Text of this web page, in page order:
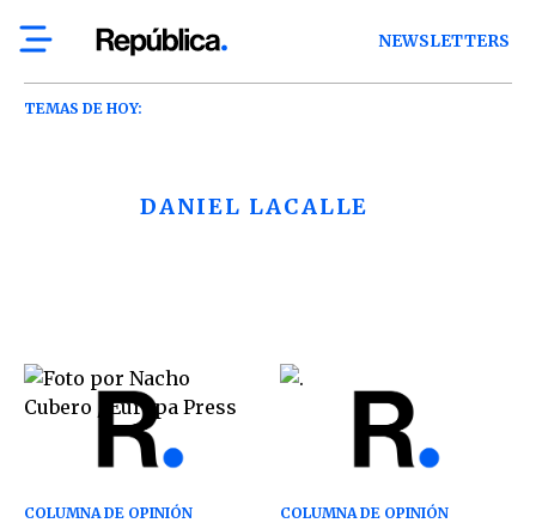
NEWSLETTERS
TEMAS DE HOY:
DANIEL LACALLE
COLUMNA DE OPINIÓN COLUMNA DE OPINIÓN